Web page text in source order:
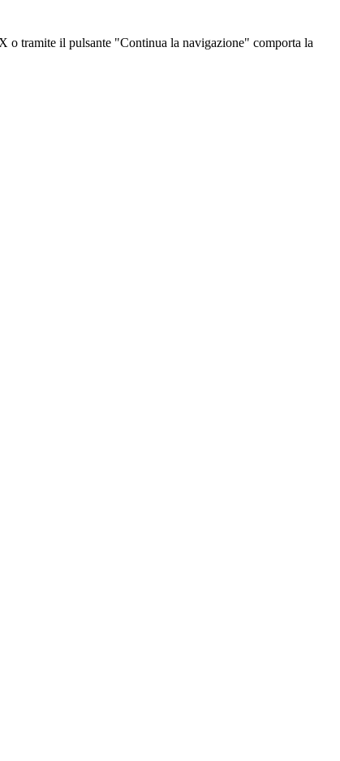
o tramite il pulsante "Continua la navigazione" comporta la